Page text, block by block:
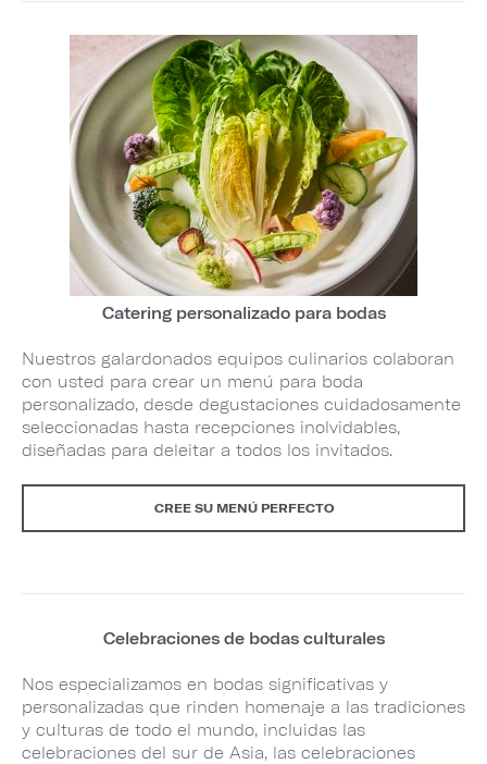
Catering personalizado para bodas
Nuestros galardonados equipos culinarios colaboran
con usted para crear un menú para boda
personalizado, desde degustaciones cuidadosamente
seleccionadas hasta recepciones inolvidables,
diseñadas para deleitar a todos los invitados.
CREE SU MENÚ PERFECTO
Celebraciones de bodas culturales
Nos especializamos en bodas significativas y
personalizadas que rinden homenaje a las tradiciones
y culturas de todo el mundo, incluidas las
celebraciones del sur de Asia, las celebraciones